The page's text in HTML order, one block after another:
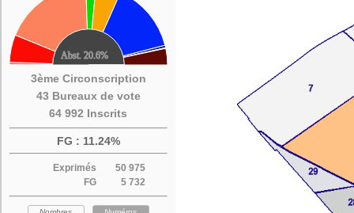
3ème Circonscription
43 Bureaux de vote
64 992 Inscrits
FG : 11.24%
Exprimés
50 975
FG
5 732